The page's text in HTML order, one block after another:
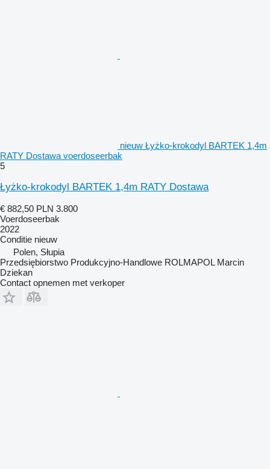
nieuw Łyżko-krokodyl BARTEK 1,4m
RATY Dostawa voerdoseerbak
5
Łyżko-krokodyl BARTEK 1,4m RATY Dostawa
€ 882,50 PLN 3.800
Voerdoseerbak
2022
Conditie nieuw
Polen, Słupia
Przedsiębiorstwo Produkcyjno-Handlowe ROLMAPOL Marcin
Dziekan
Contact opnemen met verkoper